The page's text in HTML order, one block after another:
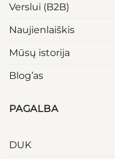
Verslui (B2B)
Naujienlaiškis
Mūsų istorija
Blog’as
PAGALBA
DUK